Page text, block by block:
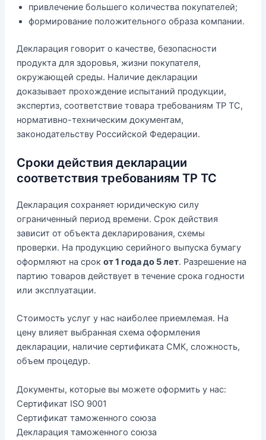
привлечение большего количества покупателей;
формирование положительного образа компании.
Декларация говорит о качестве, безопасности
продукта для здоровья, жизни покупателя,
окружающей среды. Наличие декларации
доказывает прохождение испытаний продукции,
экспертиз, соответствие товара требованиям ТР ТС,
нормативно-техническим документам,
законодательству Российской Федерации.
Сроки действия декларации
соответствия требованиям ТР ТС
Декларация сохраняет юридическую силу
ограниченный период времени. Срок действия
зависит от объекта декларирования, схемы
проверки. На продукцию серийного выпуска бумагу
оформляют на срок от 1 года до 5 лет. Разрешение на
партию товаров действует в течение срока годности
или эксплуатации.
Стоимость услуг у нас наиболее приемлемая. На
цену влияет выбранная схема оформления
декларации, наличие сертификата СМК, сложность,
объем процедур.
Документы, которые вы можете оформить у нас:
Сертификат ISO 9001
Сертификат таможенного союза
Декларация таможенного союза